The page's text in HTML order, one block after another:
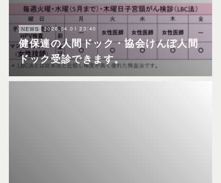
NEWS 2026.04.01 23:40
健保連の人間ドック・協会けんぽ人間
ドック受診できます。